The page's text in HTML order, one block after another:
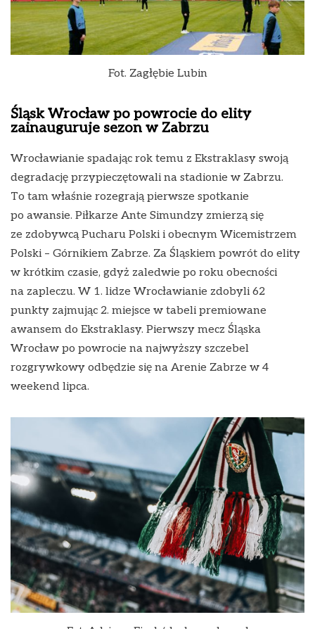
Fot. Zagłębie Lubin
Śląsk Wrocław po powrocie do elity
zainauguruje sezon w Zabrzu
Wrocławianie spadając rok temu z Ekstraklasy swoją
degradację przypieczętowali na stadionie w Zabrzu.
To tam właśnie rozegrają pierwsze spotkanie
po awansie. Piłkarze Ante Simundzy zmierzą się
ze zdobywcą Pucharu Polski i obecnym Wicemistrzem
Polski – Górnikiem Zabrze. Za Śląskiem powrót do elity
w krótkim czasie, gdyż zaledwie po roku obecności
na zapleczu. W 1. lidze Wrocławianie zdobyli 62
punkty zajmując 2. miejsce w tabeli premiowane
awansem do Ekstraklasy. Pierwszy mecz Śląska
Wrocław po powrocie na najwyższy szczebel
rozgrywkowy odbędzie się na Arenie Zabrze w 4
weekend lipca.